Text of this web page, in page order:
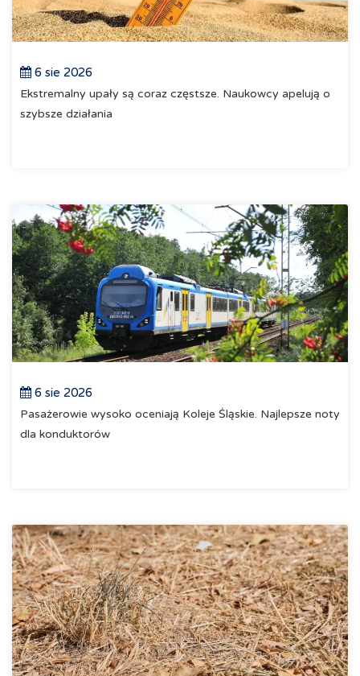
6 sie 2026
Ekstremalny upały są coraz częstsze. Naukowcy apelują o
szybsze działania
6 sie 2026
Pasażerowie wysoko oceniają Koleje Śląskie. Najlepsze noty
dla konduktorów